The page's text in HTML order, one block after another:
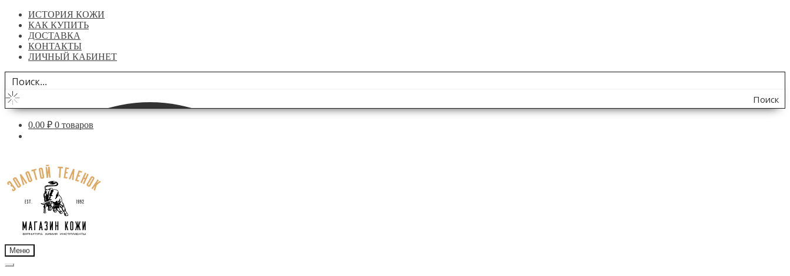
ИСТОРИЯ КОЖИ
КАК КУПИТЬ
ДОСТАВКА
КОНТАКТЫ
ЛИЧНЫЙ КАБИНЕТ
Поиск
по
0.00 ₽ 0 товаров
навигации
содержимому
Меню